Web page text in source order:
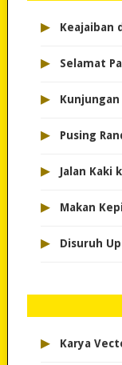
▸ Keajaiban
▸ Selamat
▸
▸ Pusing
▸ Jalan Kaki
▸ Makan
▸ Disuruh
▸ Karya